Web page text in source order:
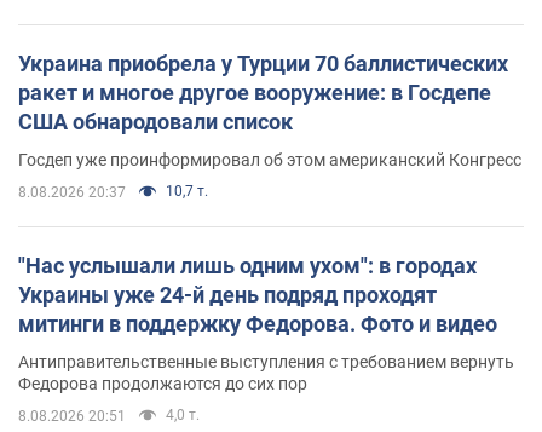
Украина приобрела у Турции 70 баллистических
ракет и многое другое вооружение: в Госдепе
США обнародовали список
Госдеп уже проинформировал об этом американский Конгресс
8.08.2026 20:37 10,7 т.
"Нас услышали лишь одним ухом": в городах
Украины уже 24-й день подряд проходят
митинги в поддержку Федорова. Фото и видео
Антиправительственные выступления с требованием вернуть
Федорова продолжаются до сих пор
8.08.2026 20:51 4,0 т.